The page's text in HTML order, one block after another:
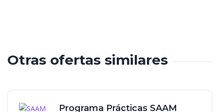
Otras ofertas similares
Programa Prácticas SAAM